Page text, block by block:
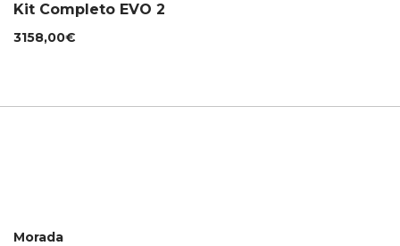
Kit Completo EVO 2
3158,00€
Morada